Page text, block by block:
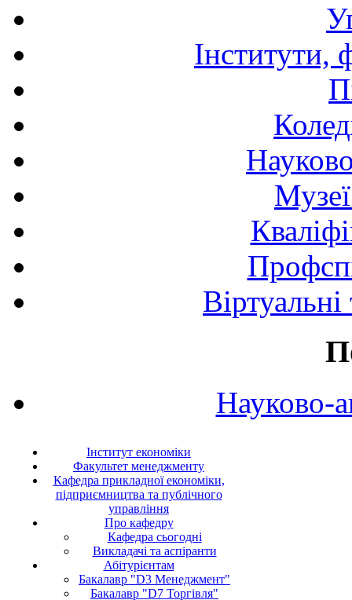
Інститути,
Науково-
Інститут економіки
Факультет менеджменту
Кафедра прикладної економіки,
підприємництва та публічного
управління
Про кафедру
Кафедра сьогодні
Викладачі та аспіранти
Абітурієнтам
Бакалавр "D3 Менеджмент"
Бакалавр "D7 Торгівля"